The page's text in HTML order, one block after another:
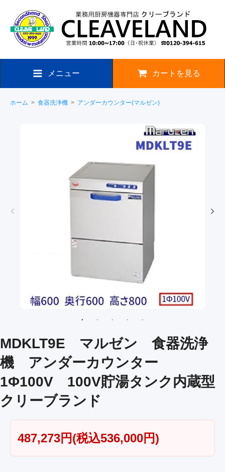
メニュー カートを見る
ホーム > 食器洗浄機 > アンダーカウンター(マルゼン)
MDKLT9E マルゼン 食器洗浄
機 アンダーカウンター
1Φ100V 100V貯湯タンク内蔵型
クリーブランド
487,273円(税込536,000円)